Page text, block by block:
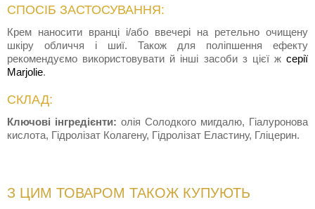
СПОСІБ ЗАСТОСУВАННЯ:
Крем наносити вранці і/або ввечері на ретельно очищену
шкіру обличчя і шиї. Також для поліпшення ефекту
рекомендуємо використовувати й інші засоби з цієї ж серії
Marjolie.
СКЛАД:
Ключові інгредієнти: олія Солодкого мигдалю, Гіалуронова
кислота, Гідролізат Колагену, Гідролізат Еластину, Гліцерин.
З ЦИМ ТОВАРОМ ТАКОЖ КУПУЮТЬ